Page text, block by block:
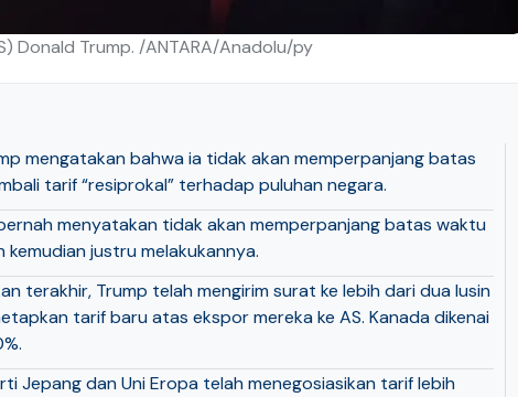
Donald Trump. /ANTARA/Anadolu/py
mengatakan bahwa ia tidak akan memperpanjang batas
tarif “resiprokal” terhadap puluhan negara.
menyatakan tidak akan memperpanjang batas waktu
justru melakukannya.
terakhir, Trump telah mengirim surat ke lebih dari dua lusin
tarif baru atas ekspor mereka ke AS. Kanada dikenai
Jepang dan Uni Eropa telah menegosiasikan tarif lebih